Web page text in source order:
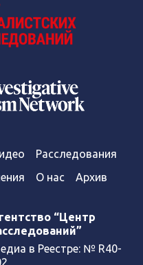
Расследования
О нас Архив
“Центр
в Реестре: № R40-